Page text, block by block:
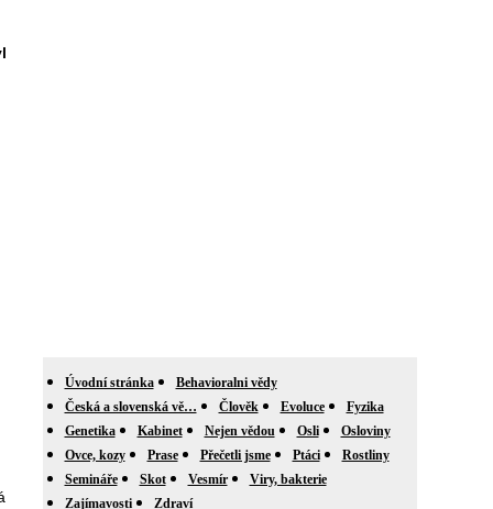
Úvodní stránka
Behavioralni vědy
Česká a slovenská vě…
Člověk Evoluce
Fyzika
Genetika
Kabinet Nejen vědou Osli
Osloviny
Ovce, kozy
Prase Přečetli jsme Ptáci
Rostliny
Semináře
Skot Vesmír
Viry, bakterie
Zajímavosti
Zdraví